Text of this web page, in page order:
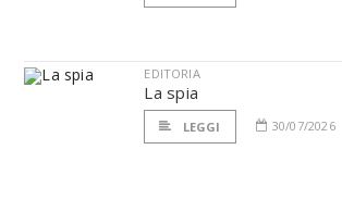
EDITORIA
La spia
LEGGI 30/07/2026